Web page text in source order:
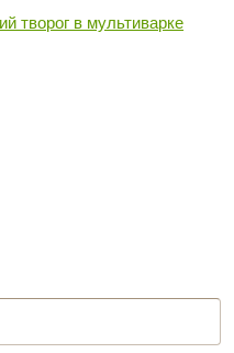
творог в мультиварке